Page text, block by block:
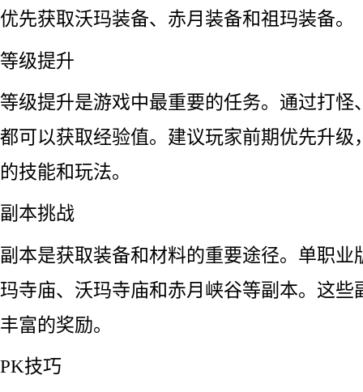
优先获取沃玛装备、赤月装备和祖玛装备。
等级提升
等级提升是游戏中最重要的任务。通过打怪
都可以获取经验值。建议玩家前期优先升级
的技能和玩法。
副本挑战
副本是获取装备和材料的重要途径。单职业
玛寺庙、沃玛寺庙和赤月峡谷等副本。这些
丰富的奖励。
PK技巧